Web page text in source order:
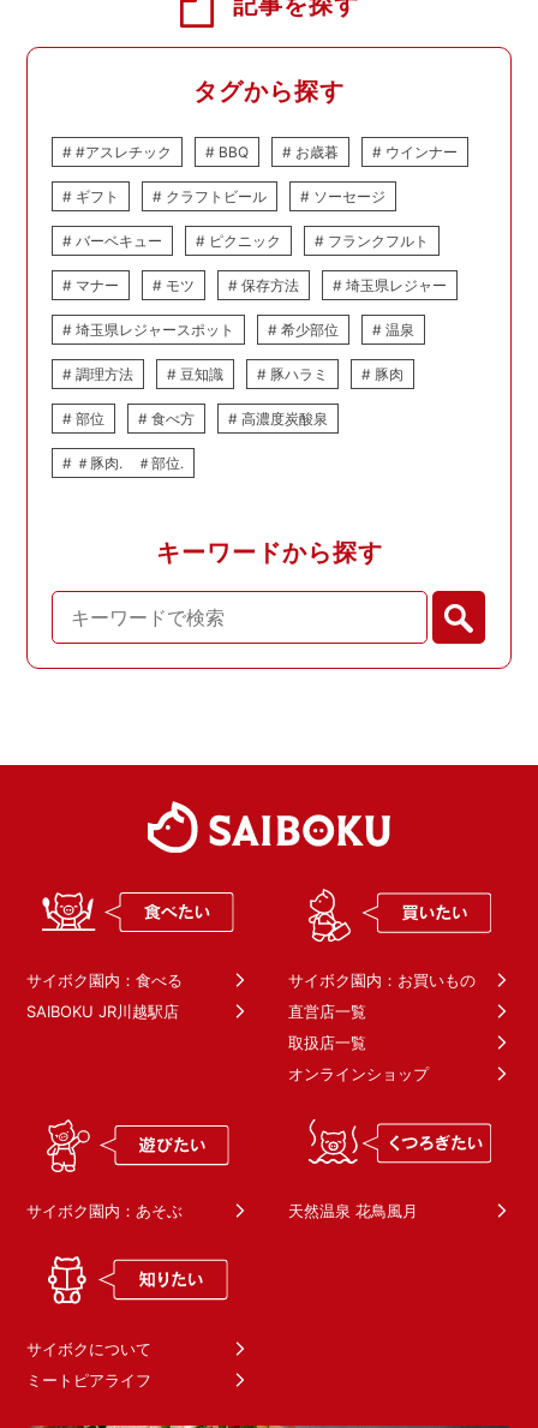
タグから探す
#アスレチック BBQ お歳暮 ウインナー
ギフト クラフトビール ソーセージ
バーベキュー ピクニック フランクフルト
マナー モツ 保存方法 埼玉県レジャー
埼玉県レジャースポット 希少部位 温泉
調理方法 豆知識 豚ハラミ 豚肉
部位 食べ方 高濃度炭酸泉
＃豚肉. ＃部位.
キーワードから探す
サイボク園内：食べる
SAIBOKU JR川越駅店
サイボク園内：お買いもの
直営店一覧
取扱店一覧
オンラインショップ
サイボク園内：あそぶ 天然温泉 花鳥風月
サイボクについて
ミートピアライフ